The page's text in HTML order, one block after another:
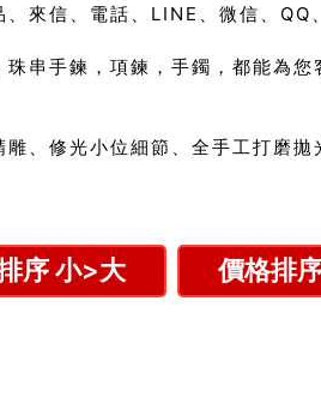
來信、電話、LINE、微信、QQ
串手鍊，項鍊，手鐲，都能為您
、修光小位細節、全手工打磨
序 小>大 價格排